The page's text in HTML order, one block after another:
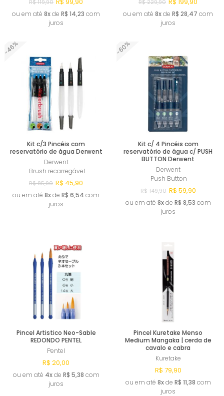
R$ 119,90
ou em até 8xde R$ 14,23 com
juros
R$ 229,90
ou em até 8xde R$ 28,47 com
juros
-46%
Kit c/3 Pincéis com
reservatório de água Derwent
Derwent
Brush recarregável
R$ 85,90 R$ 45,90
ou em até 8xde R$ 6,54 com
juros
-60%
Kit c/ 4 Pincéis com
reservatório de água c/ PUSH
BUTTON Derwent
Derwent
Push Button
R$ 149,90 R$ 59,90
ou em até 8xde R$ 8,53 com
juros
Pincel Artistico Neo-Sable
REDONDO PENTEL
Pentel
R$ 20,00
ou em até 4xde R$ 5,38 com
juros
Pincel Kuretake Menso
Medium Mangaka | cerda de
cavalo e cabra
Kuretake
R$ 79,90
ou em até 8xde R$ 11,38 com
juros